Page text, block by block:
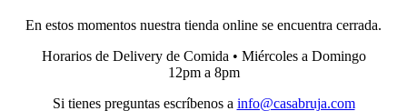
En estos momentos nuestra tienda online se encuentra cerrada.
Horarios de Delivery de Comida • Miércoles a Domingo
12pm a 8pm
Si tienes preguntas escríbenos a info@casabruja.com